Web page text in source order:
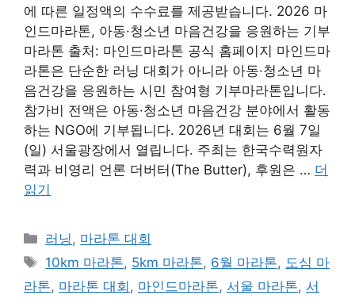
에 따른 일정액의 수수료를 제공받습니다. 2026 마
인드마라톤, 아동·청소년 마음건강을 응원하는 기부
마라톤 출처: 마인드마라톤 공식 홈페이지 마인드마
라톤은 단순한 러닝 대회가 아니라 아동·청소년 마
음건강을 응원하는 시민 참여형 기부마라톤입니다.
참가비 전액은 아동·청소년 마음건강 분야에서 활동
하는 NGO에 기부됩니다. 2026년 대회는 6월 7일
(일) 서울광장에서 열립니다. 주최는 한국수력원자
력과 비영리 언론 더버터(The Butter), 후원은 … 더
읽기
카
테
리
러닝 , 마라톤 대회
태
그
10km 마라톤, 5km 마라톤, 6월 마라톤, 도심 마
라톤, 마라톤 대회 , 마인드마라톤, 서울 마라톤, 서